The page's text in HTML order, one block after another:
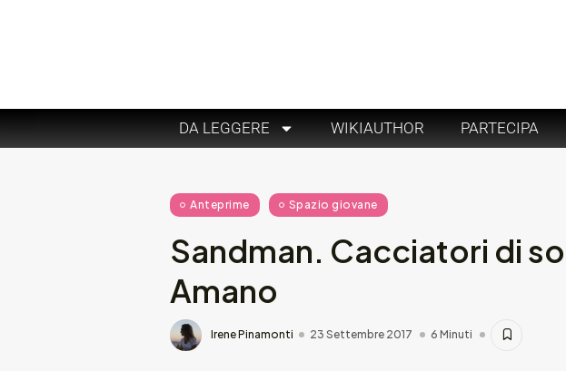
DA LEGGERE WIKIAUTHOR PARTECIPA
Anteprime Spazio giovane
Sandman. Cacciatori di
Amano
Irene Pinamonti 23 Settembre 2017 6 Minuti